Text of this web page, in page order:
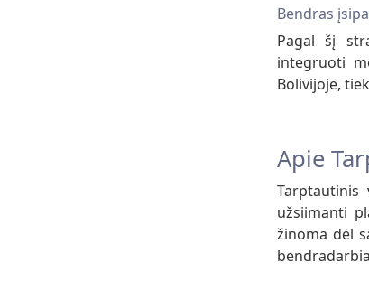
Bendras
Pagal šį
integruoti
Bolivijoje,
Apie
Tarptautinis
užsiimanti
žinoma dėl